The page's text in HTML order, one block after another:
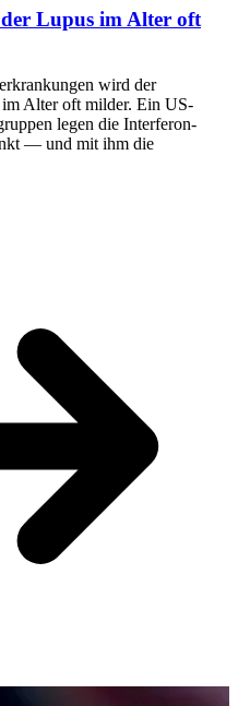
Lupus im Alter oft
wird der
im Alter oft milder. Ein US-
legen die Interferon-
— und mit ihm die